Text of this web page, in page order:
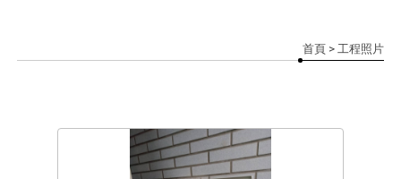
首頁 > 工程照片